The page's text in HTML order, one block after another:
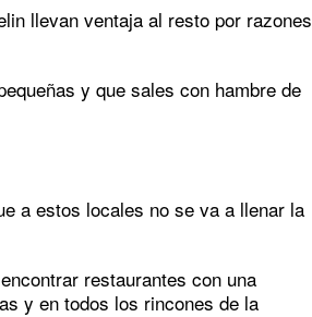
llevan ventaja al resto por razones
y que sales con hambre de
a estos locales no se va a llenar la
restaurantes con una
y en todos los rincones de la